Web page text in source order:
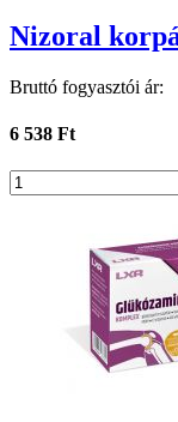
Nizoral
Bruttó fogyasztói ár:
6 538 Ft